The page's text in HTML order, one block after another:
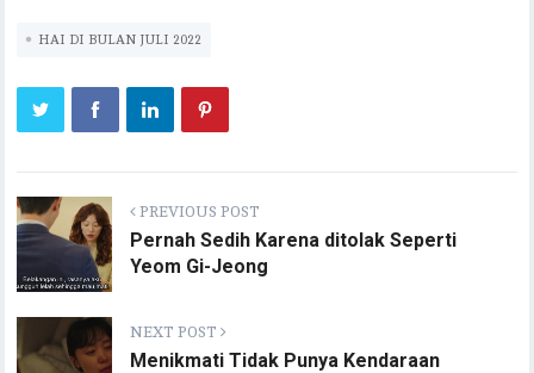
eb
oo
k
it
te
r
ai
l
s
A
p
k
HAI DI BULAN JULI 2022
PREVIOUS POST
Pernah Sedih Karena ditolak Seperti
Yeom Gi-Jeong
NEXT POST
Menikmati Tidak Punya Kendaraan